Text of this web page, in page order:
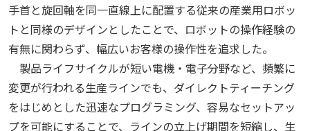
手首と旋回軸を同一直線上に配置する従来の産業用ロボッ
トと同様のデザインとしたことで、ロボットの操作経験の
有無に関わらず、幅広いお客様の操作性を追求した。
製品ライフサイクルが短い電機・電子分野など、頻繁に
変更が行われる生産ラインでも、ダイレクトティーチング
をはじめとした迅速なプログラミング、容易なセットアッ
プを可能にすることで、ラインの立上げ期間を短縮し、生